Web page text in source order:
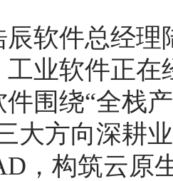
软件总经
业软件正
围绕“全栈
大方向深耕
，构筑云原